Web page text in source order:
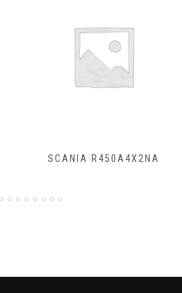
SCANIA R450A4X2NA